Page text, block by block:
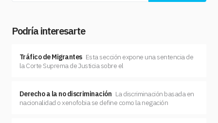
Podría interesarte
Tráfico de Migrantes Esta sección expone una sentencia de
la Corte Suprema de Justicia sobre el
Derecho a la no discriminación La discriminación basada en
nacionalidad o xenofobia se define como la negación